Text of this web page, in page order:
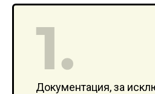
Документация, за